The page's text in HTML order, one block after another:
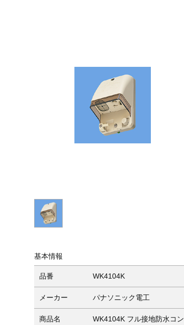
基本情報
品番 WK4104K
メーカー パナソニック電工
商品名
WK4104K フル接地防水コン